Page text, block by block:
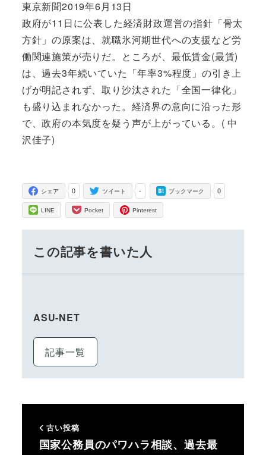
東京新聞2019年6月13日
政府が11日に公表した経済財政運営の指針「骨太
方針」の原案は、就職氷河期世代への支援など労
働関連施策が売りだ。ところが、最低賃金(最賃)
は、過去3年続いていた「年率3%程度」の引き上
げが明記されず、取り沙汰された「全国一律化」
も盛り込まれなかった。経済界の意向に沿った形
で、政府の本気度を疑う声が上がっている。( 中
沢佳子)
0
シェア -
ツイート 0
ブックマーク
LINE Pocket Pinterest
この記事を書いた人
ASU-NET
記事一覧
古い投稿
国家公務員のパワハラ相談、過去最